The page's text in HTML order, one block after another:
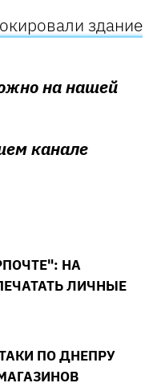
здание
на нашей
канале
НА
ЛИЧНЫЕ
ПО ДНЕПРУ